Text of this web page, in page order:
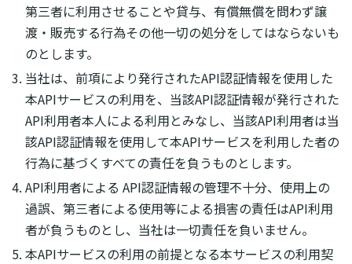
第三者に利用させることや貸与、有償無償を問わず譲
渡・販売する行為その他一切の処分をしてはならないも
のとします。
当社は、前項により発行されたAPI認証情報を使用した
本APIサービスの利用を、当該API認証情報が発行された
API利用者本人による利用とみなし、当該API利用者は当
該API認証情報を使用して本APIサービスを利用した者の
行為に基づくすべての責任を負うものとします。
API利用者による API認証情報の管理不十分、使用上の
過誤、第三者による使用等による損害の責任はAPI利用
者が負うものとし、当社は一切責任を負いません。
本APIサービスの利用の前提となる本サービスの利用契